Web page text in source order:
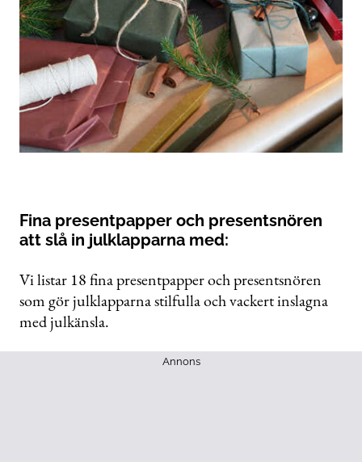
Fina presentpapper och presentsnören
att slå in julklapparna med:
Vi listar 18 fina presentpapper och presentsnören
som gör julklapparna stilfulla och vackert inslagna
med julkänsla.
Annons